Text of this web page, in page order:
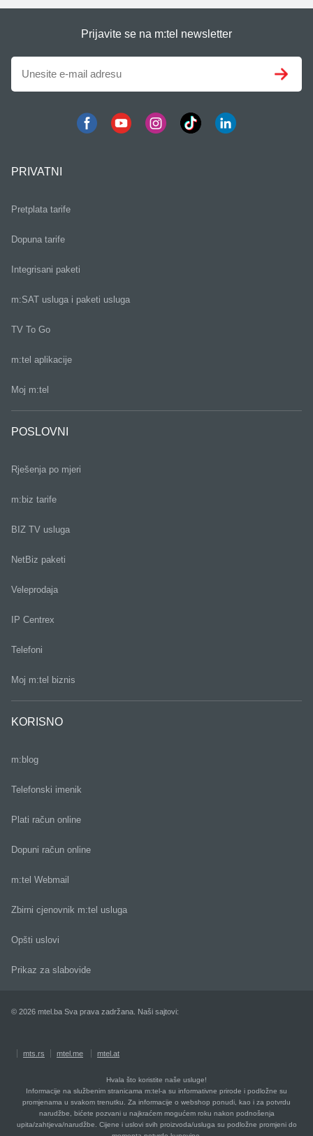
Prijavite se na m:tel newsletter
PRIVATNI
Pretplata tarife
Dopuna tarife
Integrisani paketi
m:SAT usluga i paketi usluga
TV To Go
m:tel aplikacije
Moj m:tel
POSLOVNI
Rješenja po mjeri
m:biz tarife
BIZ TV usluga
NetBiz paketi
Veleprodaja
IP Centrex
Telefoni
Moj m:tel biznis
KORISNO
m:blog
Telefonski imenik
Plati račun online
Dopuni račun online
m:tel Webmail
Zbirni cjenovnik m:tel usluga
Opšti uslovi
Prikaz za slabovide
© 2026 mtel.ba Sva prava zadržana. Naši sajtovi:
mts.rs mtel.me mtel.at
Hvala što koristite naše usluge!
Informacije na službenim stranicama m:tel-a su informativne prirode i podložne su
promjenama u svakom trenutku. Za informacije o webshop ponudi, kao i za potvrdu
narudžbe, bićete pozvani u najkraćem mogućem roku nakon podnošenja
upita/zahtjeva/narudžbe. Cijene i uslovi svih proizvoda/usluga su podložne promjeni do